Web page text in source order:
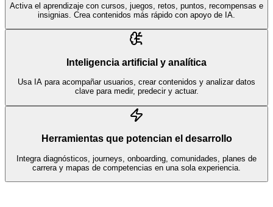
Activa el aprendizaje con cursos, juegos, retos, puntos, recompensas e
insignias. Crea contenidos más rápido con apoyo de IA.
Inteligencia artificial y analítica
Usa IA para acompañar usuarios, crear contenidos y analizar datos
clave para medir, predecir y actuar.
Herramientas que potencian el desarrollo
Integra diagnósticos, journeys, onboarding, comunidades, planes de
carrera y mapas de competencias en una sola experiencia.